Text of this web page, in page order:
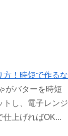
方！時短で作るな
がバターを時短
トし、電子レンジ
仕上げればOK...